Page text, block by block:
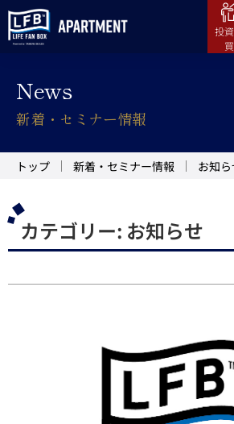
投
News
新着・セミナー情報
トップ 新着・セミナー情報 お知ら
カテゴリー: お知らせ